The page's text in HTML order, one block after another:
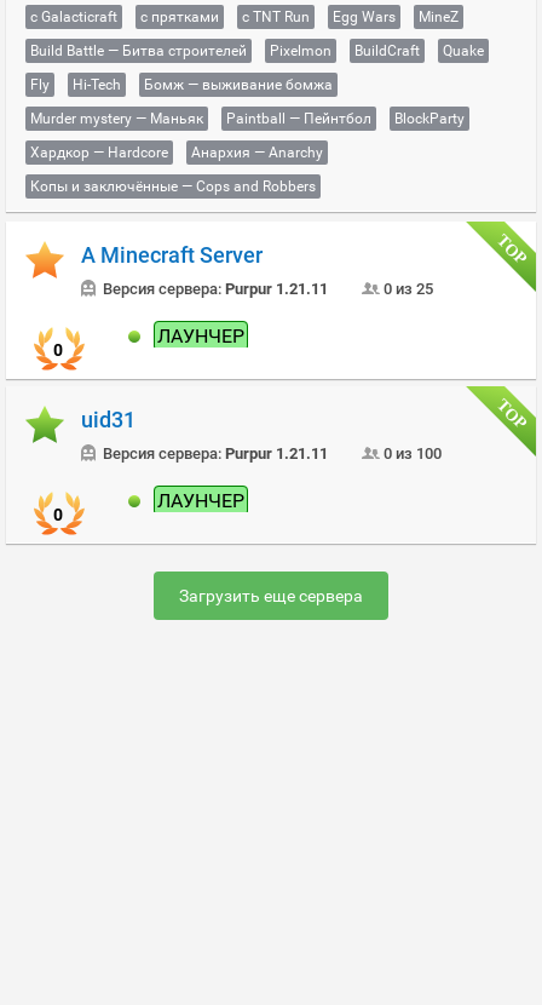
с Galacticraft
с прятками с TNT Run Egg Wars
MineZ
Build Battle — Битва строителей
Pixelmon BuildCraft
Quake
Fly
Hi-Tech
Бомж — выживание бомжа
Murder mystery — Маньяк
Paintball — Пейнтбол
BlockParty
Хардкор — Hardcore
Анархия — Anarchy
Копы и заключённые — Cops and Robbers
A Minecraft Server
Версия сервера: Purpur 1.21.11 0 из 25
0
ЛАУНЧЕР
uid31
Версия сервера: Purpur 1.21.11 0 из 100
0
ЛАУНЧЕР
Загрузить еще сервера